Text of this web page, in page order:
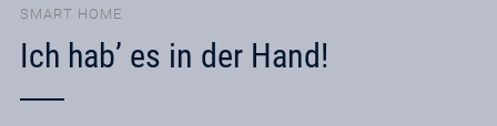
SMART HOME
Ich hab’ es in der Hand!